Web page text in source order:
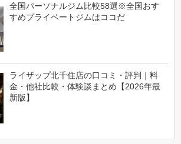
全国パーソナルジム比較58選※全国おす
すめプライベートジムはココだ
ライザップ北千住店の口コミ・評判｜料
金・他社比較・体験談まとめ【2026年最
新版】